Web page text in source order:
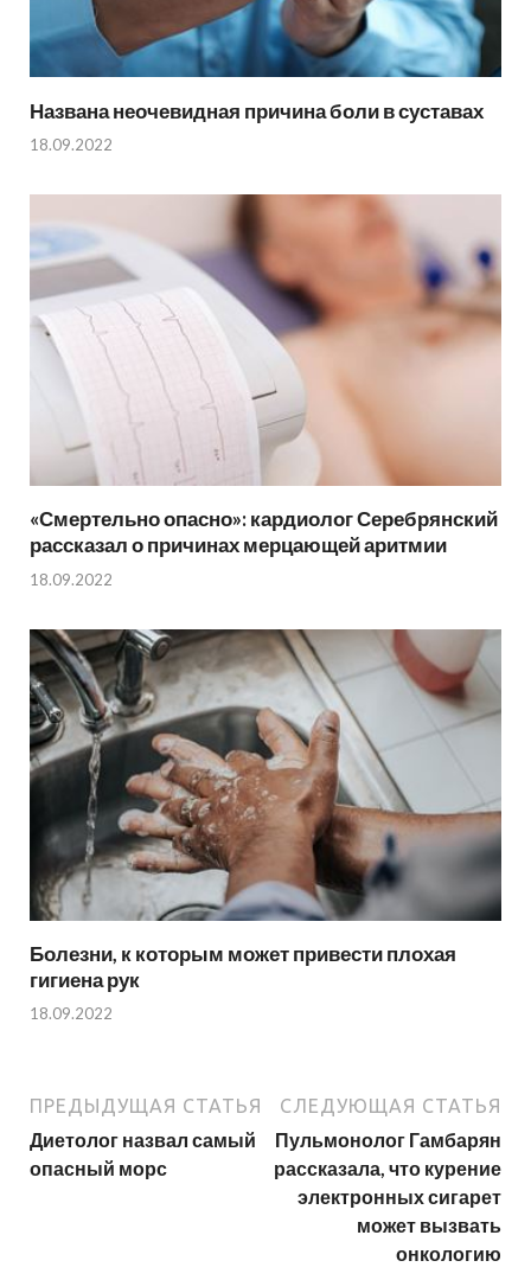
Названа неочевидная причина боли в суставах
18.09.2022
«Смертельно опасно»: кардиолог Серебрянский
рассказал о причинах мерцающей аритмии
18.09.2022
Болезни, к которым может привести плохая
гигиена рук
18.09.2022
ПРЕДЫДУЩАЯ СТАТЬЯ
Диетолог назвал самый
опасный морс
СЛЕДУЮЩАЯ СТАТЬЯ
Пульмонолог Гамбарян
рассказала, что курение
электронных сигарет
может вызвать
онкологию